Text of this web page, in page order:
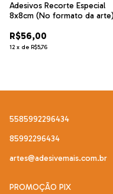
Adesivos Recorte Especial
8x8cm (No formato da
R$56,00
12 x de R$5,76
5585992296434
85992296434
artes@adesivemais.com.br
PROMOÇÃO PIX